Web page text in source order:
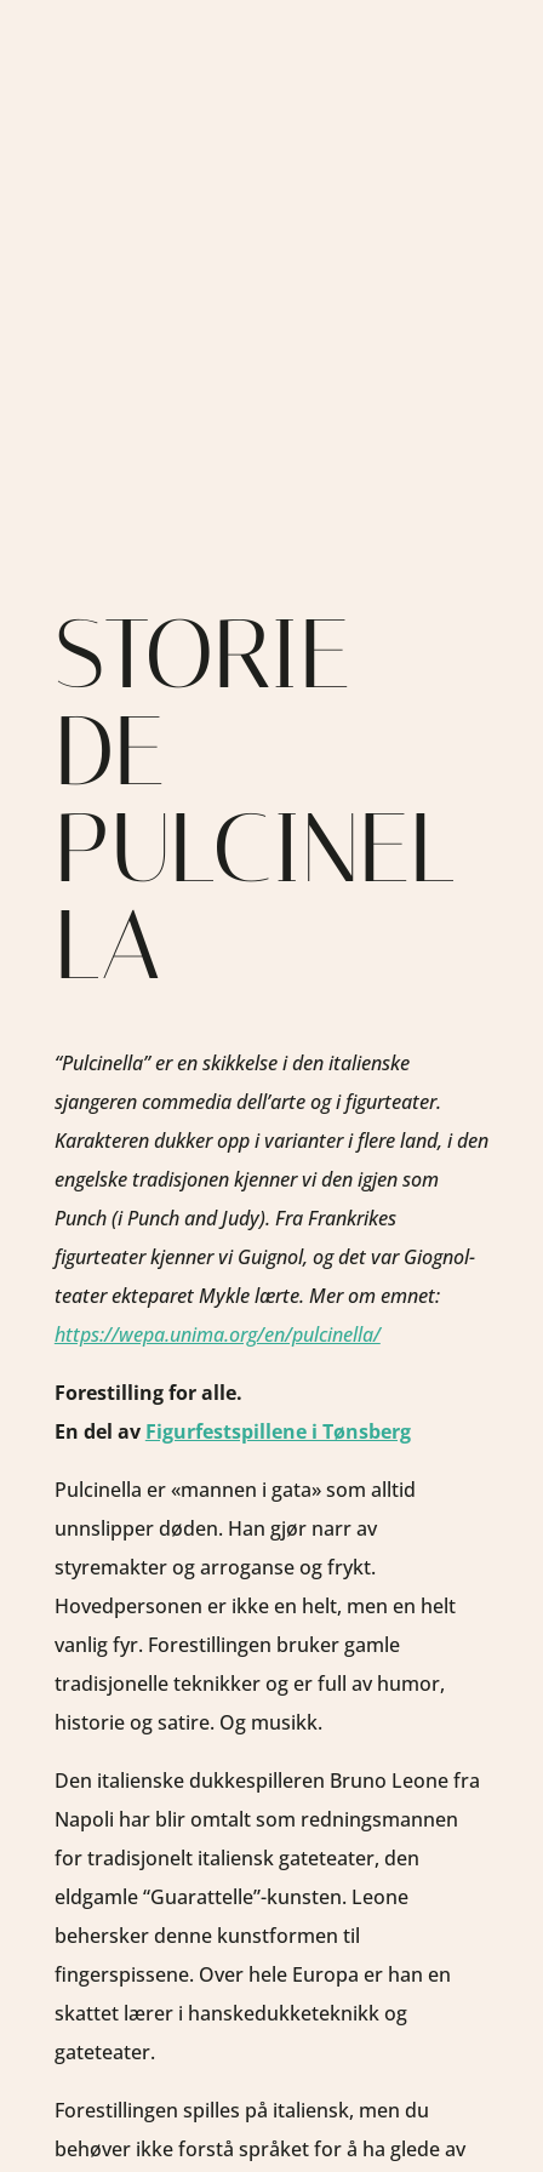
STORIE
DE
PULCINEL
LA
“Pulcinella” er en skikkelse i den italienske
sjangeren commedia dell’arte og i figurteater.
Karakteren dukker opp i varianter i flere land, i den
engelske tradisjonen kjenner vi den igjen som
Punch (i Punch and Judy). Fra Frankrikes
figurteater kjenner vi Guignol, og det var Giognol-
teater ekteparet Mykle lærte. Mer om emnet:
https://wepa.unima.org/en/pulcinella/
Forestilling for alle.
En del av Figurfestspillene i Tønsberg
Pulcinella er «mannen i gata» som alltid
unnslipper døden. Han gjør narr av
styremakter og arroganse og frykt.
Hovedpersonen er ikke en helt, men en helt
vanlig fyr. Forestillingen bruker gamle
tradisjonelle teknikker og er full av humor,
historie og satire. Og musikk.
Den italienske dukkespilleren Bruno Leone fra
Napoli har blir omtalt som redningsmannen
for tradisjonelt italiensk gateteater, den
eldgamle “Guarattelle”-kunsten. Leone
behersker denne kunstformen til
fingerspissene. Over hele Europa er han en
skattet lærer i hanskedukketeknikk og
gateteater.
Forestillingen spilles på italiensk, men du
behøver ikke forstå språket for å ha glede av